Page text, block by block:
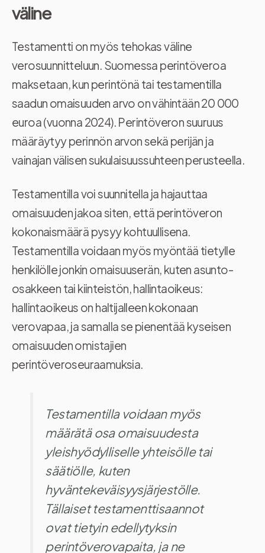
väline
Testamentti on myös tehokas väline
verosuunnitteluun. Suomessa perintöveroa
maksetaan, kun perintönä tai testamentilla
saadun omaisuuden arvo on vähintään 20 000
euroa (vuonna 2024). Perintöveron suuruus
määräytyy perinnön arvon sekä perijän ja
vainajan välisen sukulaisuussuhteen perusteella.
Testamentilla voi suunnitella ja hajauttaa
omaisuuden jakoa siten, että perintöveron
kokonaismäärä pysyy kohtuullisena.
Testamentilla voidaan myös myöntää tietylle
henkilölle jonkin omaisuuserän, kuten asunto-
osakkeen tai kiinteistön, hallintaoikeus:
hallintaoikeus on haltijalleen kokonaan
verovapaa, ja samalla se pienentää kyseisen
omaisuuden omistajien
perintöveroseuraamuksia.
Testamentilla voidaan myös
määrätä osa omaisuudesta
yleishyödylliselle yhteisölle tai
säätiölle, kuten
hyväntekeväisyysjärjestölle.
Tällaiset testamenttisaannot
ovat tietyin edellytyksin
perintöverovapaita, ja ne